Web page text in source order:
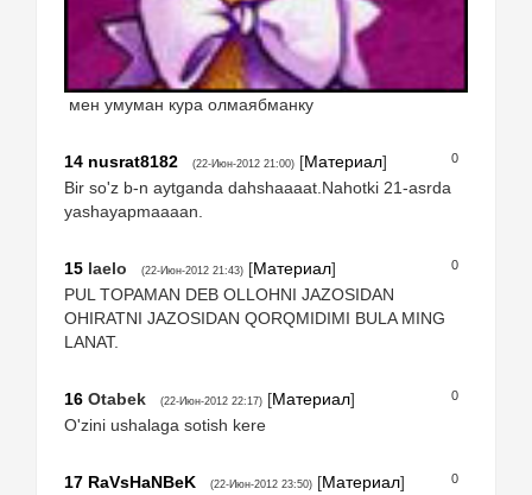
мен умуман кура олмаябманку
0
14 nusrat8182 (22-Июн-2012 21:00) [Материал]
Bir so'z b-n aytganda dahshaaaat.Nahotki 21-asrda
yashayapmaaaan.
0
15 laelo (22-Июн-2012 21:43) [Материал]
PUL TOPAMAN DEB OLLOHNI JAZOSIDAN
OHIRATNI JAZOSIDAN QORQMIDIMI BULA MING
LANAT.
0
16 Otabek (22-Июн-2012 22:17) [Материал]
O'zini ushalaga sotish kere
0
17 RaVsHaNBeK (22-Июн-2012 23:50) [Материал]